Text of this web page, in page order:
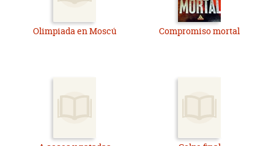
Olimpiada en Moscú Compromiso mortal